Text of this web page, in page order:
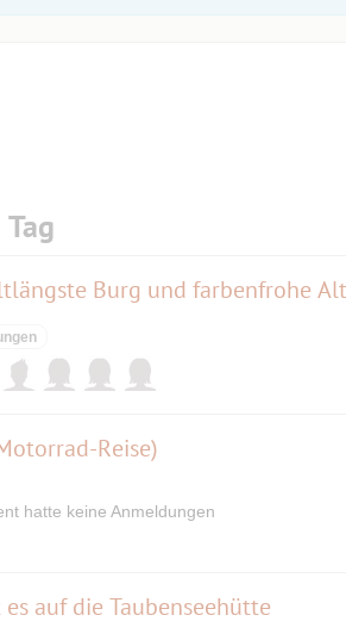
Reise)
hatte keine Anmeldungen
auf die Taubenseehütte